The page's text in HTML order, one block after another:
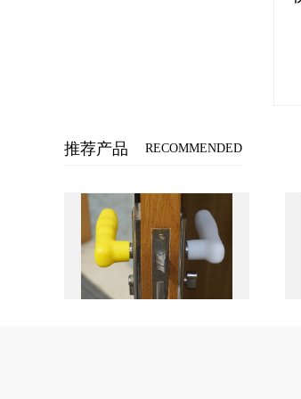
推荐产品 RECOMMENDED